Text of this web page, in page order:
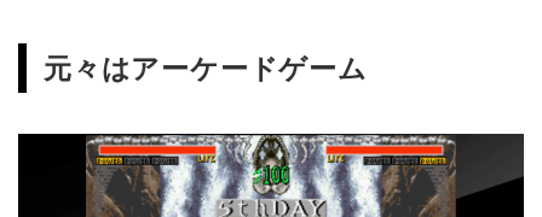
元々はアーケードゲーム